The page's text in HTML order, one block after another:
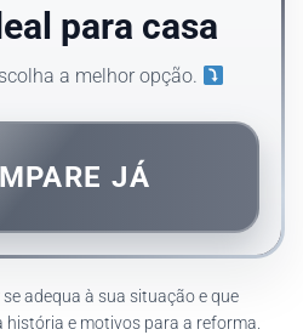
para casa
a melhor opção.
JÁ
adequa à sua situação e que
e motivos para a reforma.